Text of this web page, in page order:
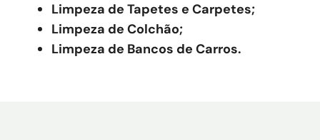
Limpeza de Tapetes e Carpetes;
Limpeza de Colchão;
Limpeza de Bancos de Carros.